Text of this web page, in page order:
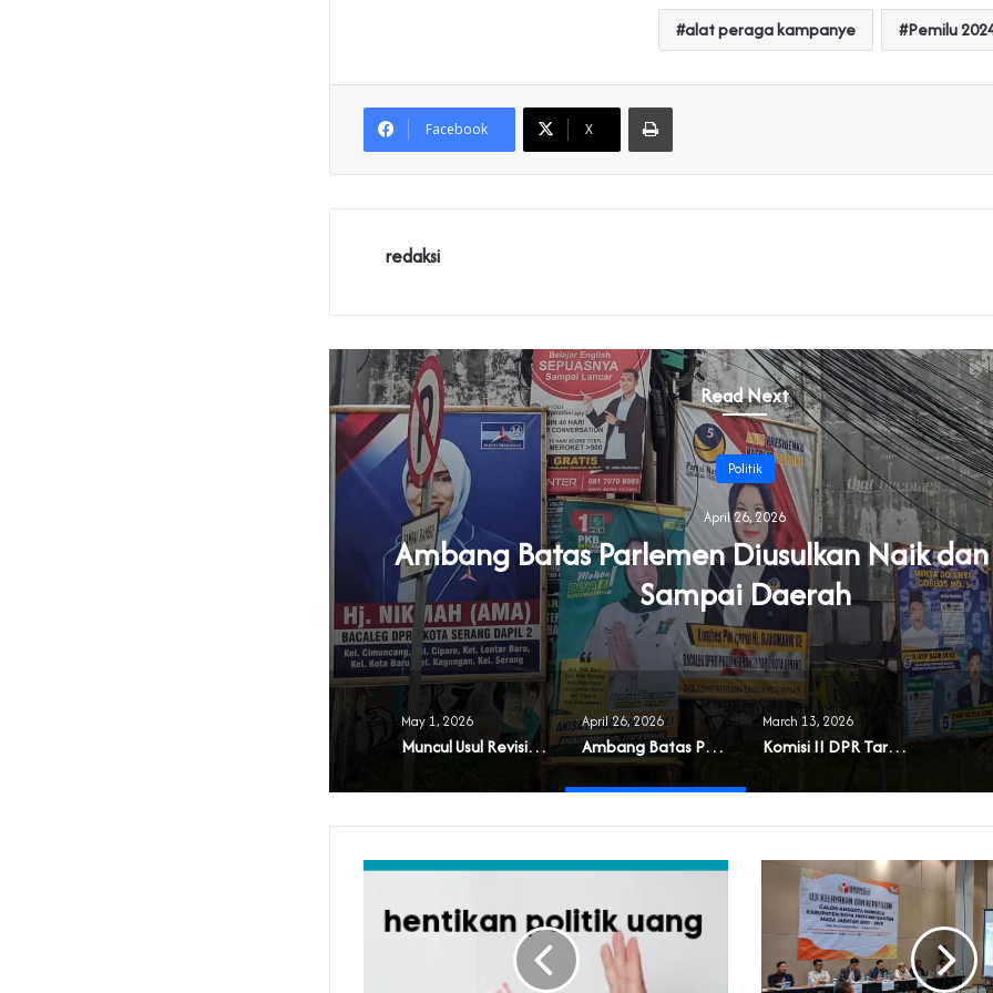
alat peraga kampanye Pemilu
Facebook X
Print
redaksi
Read Next
Politik
April 26, 2026
Ambang Batas Parlemen Diusulkan Naik
Sampai Daerah
May 1, 2026
Muncul Usul Revisi UU Parpol
April 26, 2026
Ambang Batas Parlemen Diusulkan Naik dan Berlaku Sampai Daerah
March 13, 2026
Komisi II DPR Targetkan RUU Pilkada Rampung 2026